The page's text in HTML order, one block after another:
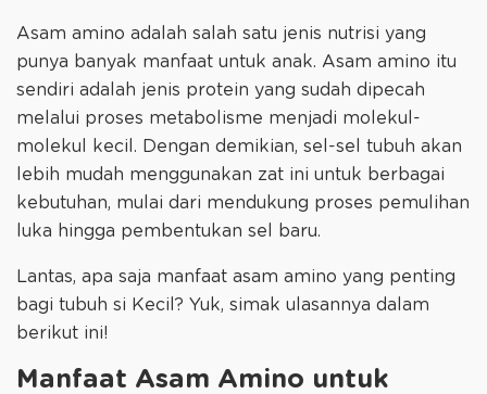
Asam amino adalah salah satu jenis nutrisi yang
punya banyak manfaat untuk anak. Asam amino itu
sendiri adalah jenis protein yang sudah dipecah
melalui proses metabolisme menjadi molekul-
molekul kecil. Dengan demikian, sel-sel tubuh akan
lebih mudah menggunakan zat ini untuk berbagai
kebutuhan, mulai dari mendukung proses pemulihan
luka hingga pembentukan sel baru.
Lantas, apa saja manfaat asam amino yang penting
bagi tubuh si Kecil? Yuk, simak ulasannya dalam
berikut ini!
Manfaat Asam Amino untuk